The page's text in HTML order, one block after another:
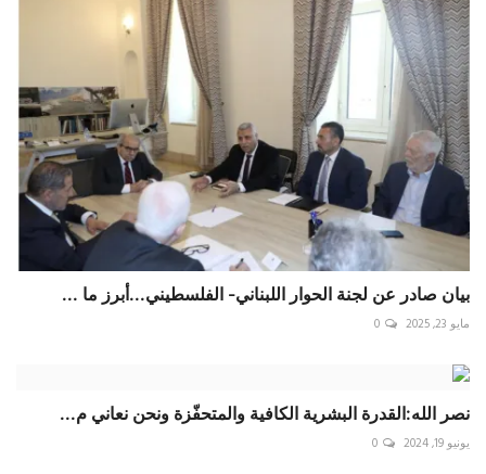
بيان صادر عن لجنة الحوار اللبناني- الفلسطيني...أبرز ما ...
مايو 23, 2025 0
نصر الله:القدرة البشرية الكافية والمتحفّزة ونحن نعاني م...
يونيو 19, 2024 0